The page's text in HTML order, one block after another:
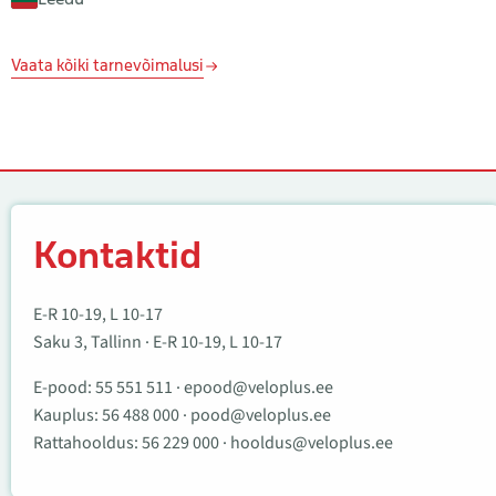
Vaata kõiki tarnevõimalusi
Kontaktid
E-R 10-19, L 10-17
Saku 3, Tallinn · E-R 10-19, L 10-17
E-pood:55 551 511 ·epood@veloplus.ee
Kauplus:56 488 000· pood@veloplus.ee
Rattahooldus:56 229 000· hooldus@veloplus.ee